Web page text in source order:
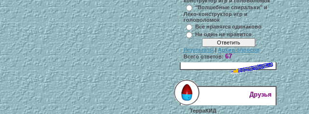
"Волшебные спиральки" и
Леко-конструктор игр и
головоломок
Все нравятся одинаково
Ни один не нравится
Результаты| Архив опросов
Всего ответов: 67
Друзья
ТерраКИД